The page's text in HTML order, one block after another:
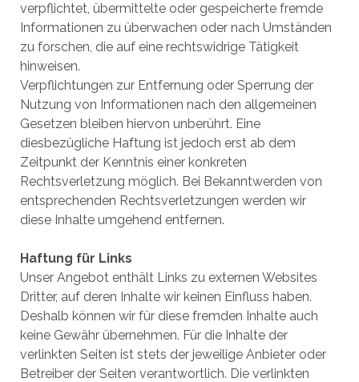
verpflichtet, übermittelte oder gespeicherte fremde
Informationen zu überwachen oder nach Umständen
zu forschen, die auf eine rechtswidrige Tätigkeit
hinweisen.
Verpflichtungen zur Entfernung oder Sperrung der
Nutzung von Informationen nach den allgemeinen
Gesetzen bleiben hiervon unberührt. Eine
diesbezügliche Haftung ist jedoch erst ab dem
Zeitpunkt der Kenntnis einer konkreten
Rechtsverletzung möglich. Bei Bekanntwerden von
entsprechenden Rechtsverletzungen werden wir
diese Inhalte umgehend entfernen.
Haftung für Links
Unser Angebot enthält Links zu externen Websites
Dritter, auf deren Inhalte wir keinen Einfluss haben.
Deshalb können wir für diese fremden Inhalte auch
keine Gewähr übernehmen. Für die Inhalte der
verlinkten Seiten ist stets der jeweilige Anbieter oder
Betreiber der Seiten verantwortlich. Die verlinkten